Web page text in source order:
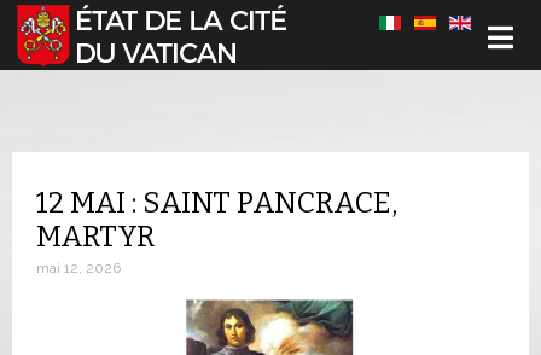
Sélectionnez votre langue
12 MAI : SAINT PANCRACE,
MARTYR
mai 12, 2026